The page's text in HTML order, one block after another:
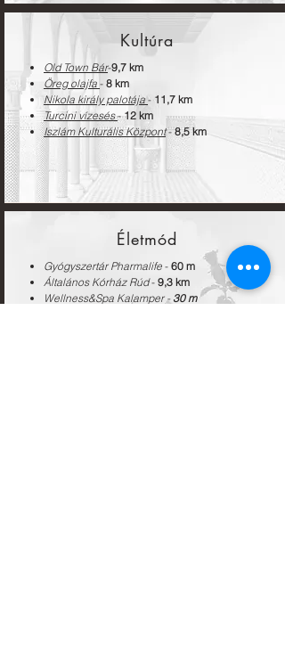
Kultúra
Old Town Bár-9,7 km
Öreg olajfa - 8 km
Nikola király palotája- 11,7 km
Turcini vízesés-12 km
Iszlám Kulturális Központ -8,5 km
Életmód
Gyógyszertár Pharmalife - 60 m
Általános Kórház Rúd- 9,3 km
Wellness&Spa Kalamper - 30 m